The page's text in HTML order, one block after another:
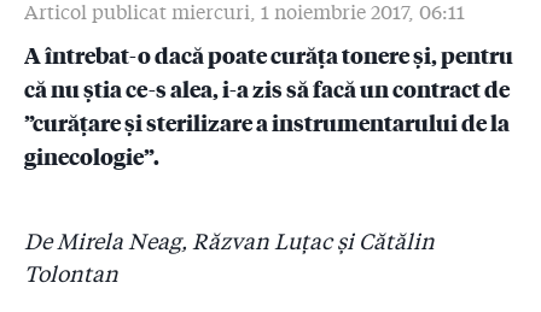
Florin Secureanu, fostul manager de la Malaxa judecat
pentru delapidare, e medic balneolog la Spitalul
Orășenesc Jibou
5.6
În timp ce publicul și presa internațională elogiază
curajul victimelor corupției lui Secureanu, fostul
inaugurarea heliportului de la Jibou!
5.7 Gazeta schimbă foaia în sănătate!
Articol publicat miercuri, 1 noiembrie 2017, 06:11
A întrebat-o dacă poate curăța tonere și, pentru
că nu știa ce-s alea, i-a zis să facă un contract de
”curățare și sterilizare a instrumentarului de la
ginecologie”.
De Mirela Neag, Răzvan Luțac și Cătălin
Tolontan